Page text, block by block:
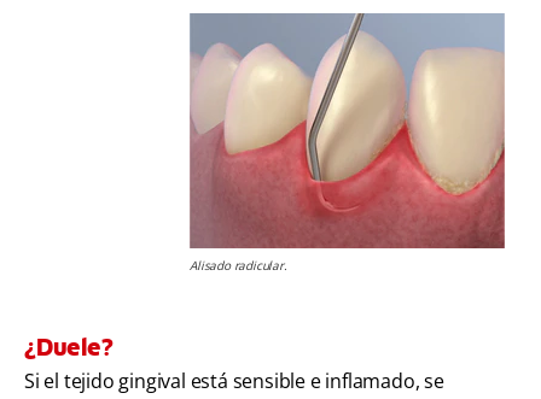
Alisado radicular.
¿Duele?
Si el tejido gingival está sensible e inflamado, se